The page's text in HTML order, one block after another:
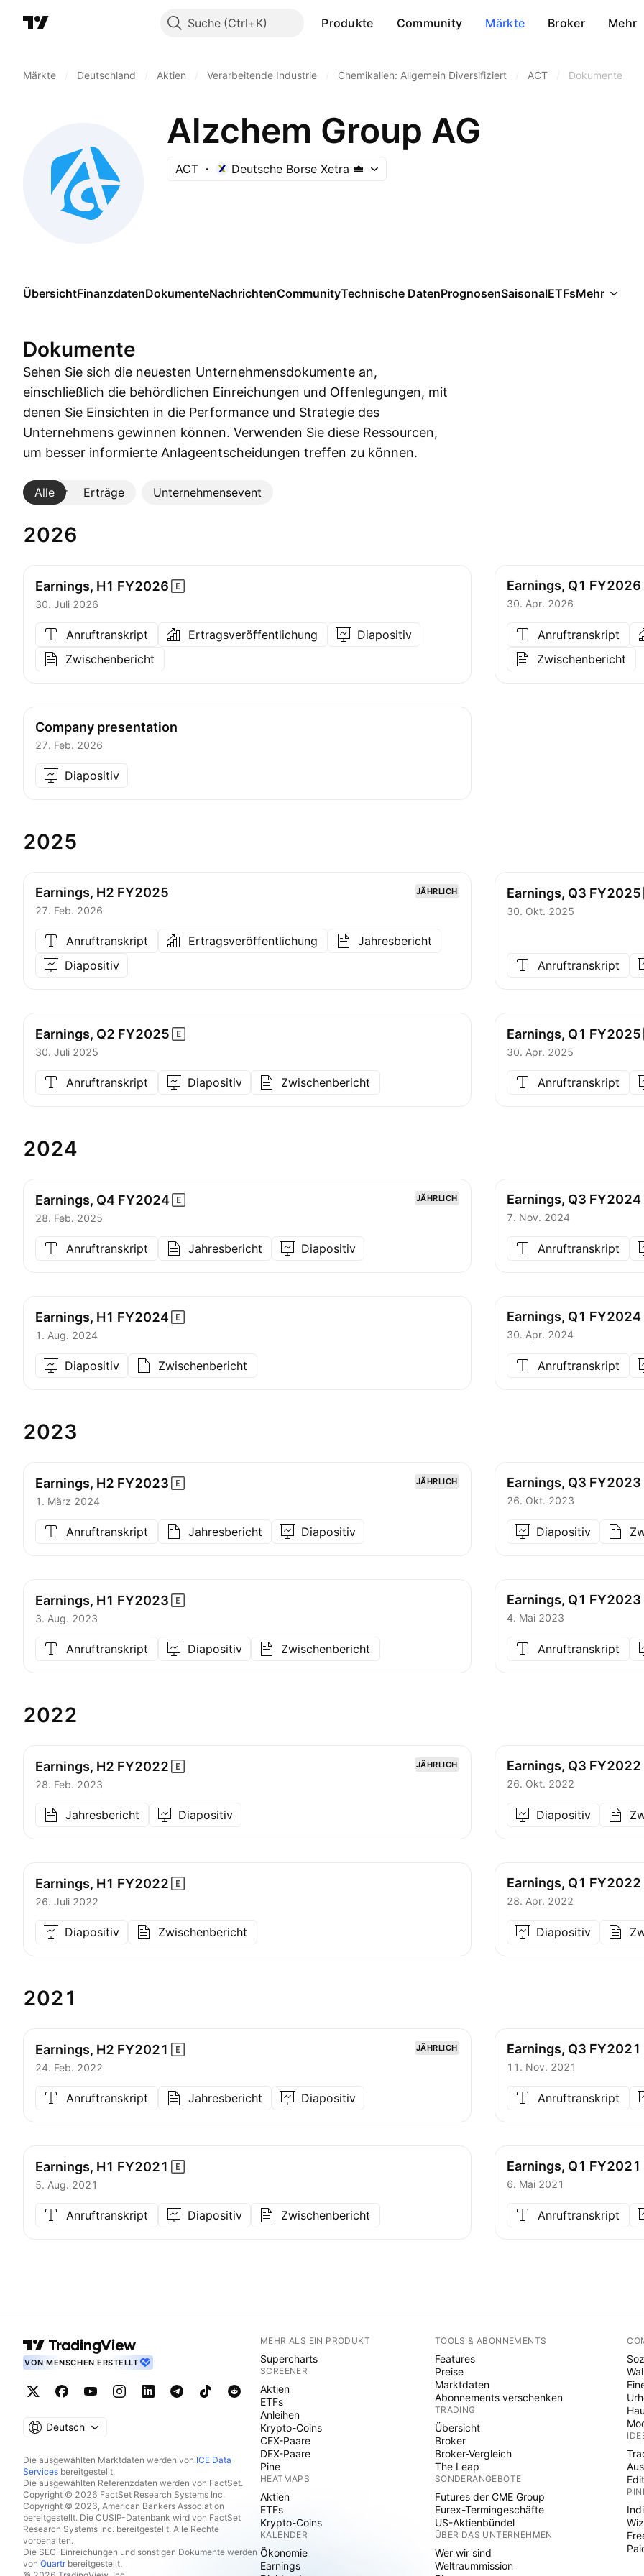
Suche Produkte Community Märkte Broker Mehr
Märkte Deutschland Aktien Verarbeitende Industrie Chemikalien: Allgemein Diversifiziert ACT Dokumente
Alzchem Group AG
ACT Deutsche Borse Xetra
ÜbersichtFinanzdatenDokumenteNachrichtenCommunityTechnische DatenPrognosenSaisonalETFsMehr
Dokumente
Sehen Sie sich die neuesten Unternehmensdokumente an,
einschließlich die behördlichen Einreichungen und Offenlegungen, mit
denen Sie Einsichten in die Performance und Strategie des
Unternehmens gewinnen können. Verwenden Sie diese Ressourcen,
um besser informierte Anlageentscheidungen treffen zu können.
Alle Erträge Unternehmensevent
Mehr
2026
Earnings, H1 FY2026
30. Juli 2026
Anruftranskript Ertragsveröffentlichung
Diapositiv
Zwischenbericht
Earnings, Q1 FY2026
30. Apr. 2026
Anruftranskript
Zwischenbericht
Company presentation
27. Feb. 2026
Diapositiv
2025
Earnings, H2 FY2025 JÄHRLICH
27. Feb. 2026
Anruftranskript Ertragsveröffentlichung
Jahresbericht
Diapositiv
Earnings, Q3 FY2025
30. Okt. 2025
Anruftranskript
Earnings, Q2 FY2025
30. Juli 2025
Anruftranskript Diapositiv Zwischenbericht
Earnings, Q1 FY2025
30. Apr. 2025
Anruftranskript
2024
Earnings, Q4 FY2024 JÄHRLICH
28. Feb. 2025
Anruftranskript Jahresbericht Diapositiv
Earnings, Q3 FY2024
7. Nov. 2024
Anruftranskript
Earnings, H1 FY2024
1. Aug. 2024
Diapositiv Zwischenbericht
Earnings, Q1 FY2024
30. Apr. 2024
Anruftranskript
2023
Earnings, H2 FY2023 JÄHRLICH
1. März 2024
Anruftranskript Jahresbericht Diapositiv
Earnings, Q3 FY2023
26. Okt. 2023
Diapositiv
Earnings, H1 FY2023
3. Aug. 2023
Anruftranskript Diapositiv Zwischenbericht
Earnings, Q1 FY2023
4. Mai 2023
Anruftranskript
2022
Earnings, H2 FY2022 JÄHRLICH
28. Feb. 2023
Jahresbericht Diapositiv
Earnings, Q3 FY2022
26. Okt. 2022
Diapositiv
Earnings, H1 FY2022
26. Juli 2022
Diapositiv Zwischenbericht
Earnings, Q1 FY2022
28. Apr. 2022
Diapositiv
2021
Earnings, H2 FY2021 JÄHRLICH
24. Feb. 2022
Anruftranskript Jahresbericht Diapositiv
Earnings, Q3 FY2021
11. Nov. 2021
Anruftranskript
Earnings, H1 FY2021
5. Aug. 2021
Anruftranskript Diapositiv Zwischenbericht
Earnings, Q1 FY2021
6. Mai 2021
Anruftranskript
VON MENSCHEN ERSTELLT
Deutsch
Die ausgewählten Marktdaten werden von ICE Data
Services bereitgestellt.
Die ausgewählten Referenzdaten werden von FactSet.
Copyright © 2026 FactSet Research Systems Inc.
Copyright © 2026, American Bankers Association
bereitgestellt. Die CUSIP-Datenbank wird von FactSet
Research Systems Inc. bereitgestellt. Alle Rechte
vorbehalten.
Die SEC-Einreichungen und sonstigen Dokumente werden
von Quartrbereitgestellt.
MEHR ALS EIN PRODUKT
Supercharts
SCREENER
Aktien
ETFs
Anleihen
Krypto-Coins
CEX-Paare
DEX-Paare
Pine
HEATMAPS
Aktien
ETFs
Krypto-Coins
KALENDER
Ökonomie
Earnings
TOOLS & ABONNEMENTS
Features
Preise
Marktdaten
Abonnements verschenken
TRADING
Übersicht
Broker
Broker-Vergleich
The Leap
SONDERANGEBOTE
Futures der CME Group
Eurex-Termingeschäfte
US-Aktienbündel
ÜBER DAS UNTERNEHMEN
Wer wir sind
Weltraummission